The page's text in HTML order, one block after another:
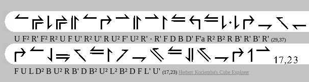
U F² R' F² R² U F U' R² U' R U² F' U² R' · R' F D B D' F'a R² B² R B' R' B' R' (29,37)
F U L D² B U² R B' D B² U² L² B² D F L' U' (17,23) Herbert Kociemba's Cube Explorer